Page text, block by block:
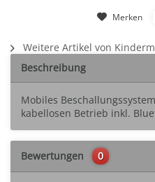
Merken
Weitere Artikel von
Beschreibung
Mobiles
kabellosen Betrieb inkl.
Bewertungen 0